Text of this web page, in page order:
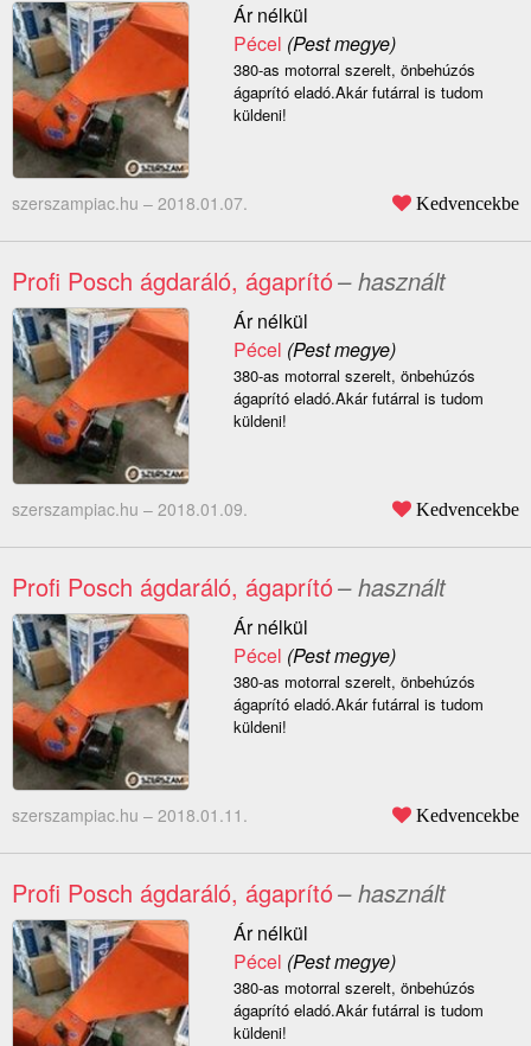
Ár nélkül
Pécel (Pest megye)
380-as motorral szerelt, önbehúzós
ágaprító eladó.Akár futárral is tudom
küldeni!
szerszampiac.hu – 2018.01.07. Kedvencekbe
Profi Posch ágdaráló, ágaprító– használt
Ár nélkül
Pécel (Pest megye)
380-as motorral szerelt, önbehúzós
ágaprító eladó.Akár futárral is tudom
küldeni!
szerszampiac.hu – 2018.01.09. Kedvencekbe
Profi Posch ágdaráló, ágaprító– használt
Ár nélkül
Pécel (Pest megye)
380-as motorral szerelt, önbehúzós
ágaprító eladó.Akár futárral is tudom
küldeni!
szerszampiac.hu – 2018.01.11. Kedvencekbe
Profi Posch ágdaráló, ágaprító– használt
Ár nélkül
Pécel (Pest megye)
380-as motorral szerelt, önbehúzós
ágaprító eladó.Akár futárral is tudom
küldeni!